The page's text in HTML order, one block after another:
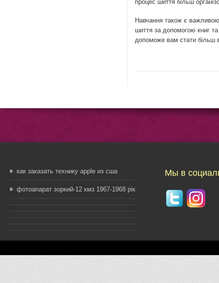
процес шиття більш
Навчання також є
шиття за допомогою книг
допоможе вам стати більш
как заказать технику apple из сша
фотоапарат зоркий-12 кмз 1967-1968 рік
Мы в